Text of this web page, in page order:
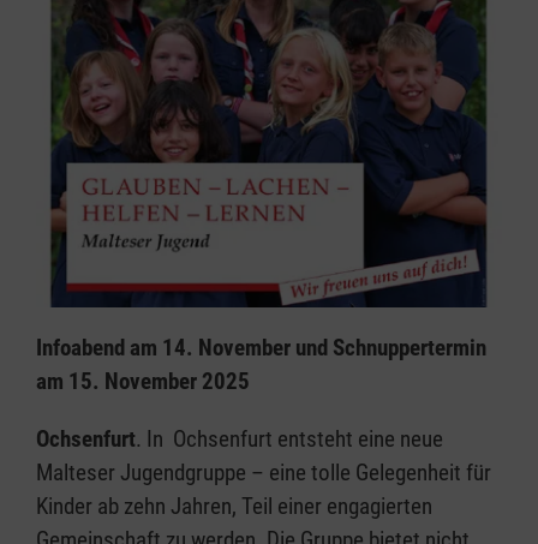
Infoabend am 14. November und Schnuppertermin
am 15. November 2025
Ochsenfurt. In Ochsenfurt entsteht eine neue
Malteser Jugendgruppe – eine tolle Gelegenheit für
Kinder ab zehn Jahren, Teil einer engagierten